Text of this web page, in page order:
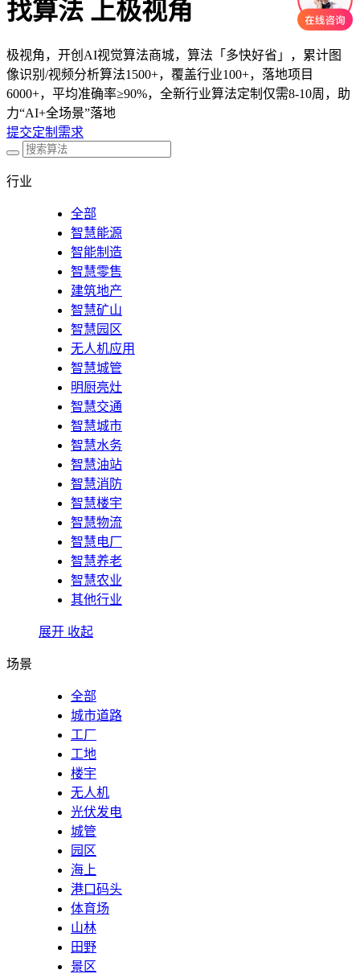
找算法 上极视角
极视角，开创AI视觉算法商城，算法「多快好省」，累计图
像识别/视频分析算法1500+，覆盖行业100+，落地项目
6000+，平均准确率≥90%，全新行业算法定制仅需8-10周，助
力“AI+全场景”落地
提交定制需求
行业
全部
智慧能源
智能制造
智慧零售
建筑地产
智慧矿山
智慧园区
无人机应用
智慧城管
明厨亮灶
智慧交通
智慧城市
智慧水务
智慧油站
智慧消防
智慧楼宇
智慧物流
智慧电厂
智慧养老
智慧农业
其他行业
展开 收起
场景
全部
城市道路
工厂
工地
楼宇
无人机
光伏发电
城管
园区
海上
港口码头
体育场
山林
田野
景区